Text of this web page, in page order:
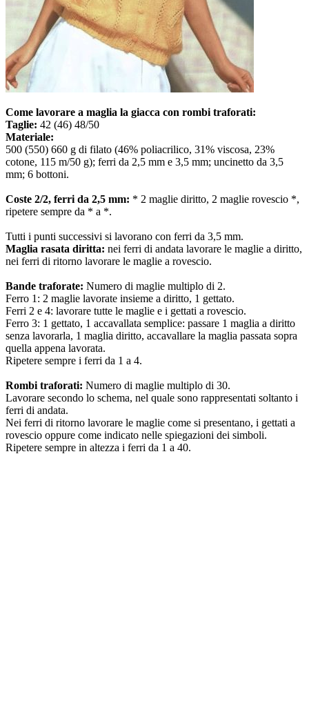
Come lavorare a maglia la giacca con rombi traforati:
Taglie: 42 (46) 48/50
Materiale:
500 (550) 660 g di filato (46% poliacrilico, 31% viscosa, 23%
cotone, 115 m/50 g); ferri da 2,5 mm e 3,5 mm; uncinetto da 3,5
mm; 6 bottoni.
Coste 2/2, ferri da 2,5 mm: * 2 maglie diritto, 2 maglie rovescio *,
ripetere sempre da * a *.
Tutti i punti successivi si lavorano con ferri da 3,5 mm.
Maglia rasata diritta: nei ferri di andata lavorare le maglie a diritto,
nei ferri di ritorno lavorare le maglie a rovescio.
Bande traforate: Numero di maglie multiplo di 2.
Ferro 1: 2 maglie lavorate insieme a diritto, 1 gettato.
Ferri 2 e 4: lavorare tutte le maglie e i gettati a rovescio.
Ferro 3: 1 gettato, 1 accavallata semplice: passare 1 maglia a diritto
senza lavorarla, 1 maglia diritto, accavallare la maglia passata sopra
quella appena lavorata.
Ripetere sempre i ferri da 1 a 4.
Rombi traforati: Numero di maglie multiplo di 30.
Lavorare secondo lo schema, nel quale sono rappresentati soltanto i
ferri di andata.
Nei ferri di ritorno lavorare le maglie come si presentano, i gettati a
rovescio oppure come indicato nelle spiegazioni dei simboli.
Ripetere sempre in altezza i ferri da 1 a 40.